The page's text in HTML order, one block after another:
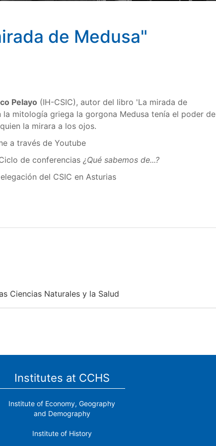
de Medusa"
Pelayo (IH-CSIC), autor del libro 'La mirada de
la mitología griega la gorgona Medusa tenía el poder de
la mirara a los ojos.
a través de Youtube
de conferencias ¿Qué sabemos de...?
del CSIC en Asturias
Ciencias Naturales y la Salud
Institutes at CCHS
Institute of Economy, Geography
and Demography
Institute of History